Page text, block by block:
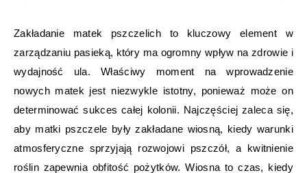
Zakładanie matek pszczelich to kluczowy element w
zarządzaniu pasieką, który ma ogromny wpływ na zdrowie i
wydajność ula. Właściwy moment na wprowadzenie
nowych matek jest niezwykle istotny, ponieważ może on
determinować sukces całej kolonii. Najczęściej zaleca się,
aby matki pszczele były zakładane wiosną, kiedy warunki
atmosferyczne sprzyjają rozwojowi pszczół, a kwitnienie
roślin zapewnia obfitość pożytków. Wiosna to czas, kiedy